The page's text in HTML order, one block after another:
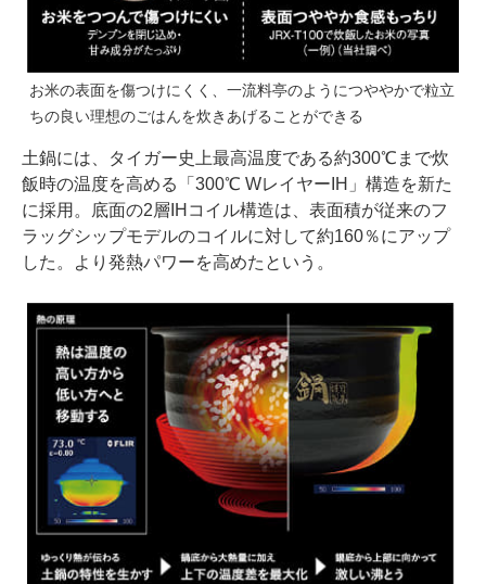
お米の表面を傷つけにくく、一流料亭のようにつややかで粒立
ちの良い理想のごはんを炊きあげることができる
土鍋には、タイガー史上最高温度である約300℃まで炊
飯時の温度を高める「300℃ WレイヤーIH」構造を新た
に採用。底面の2層IHコイル構造は、表面積が従来のフ
ラッグシップモデルのコイルに対して約160％にアップ
した。より発熱パワーを高めたという。